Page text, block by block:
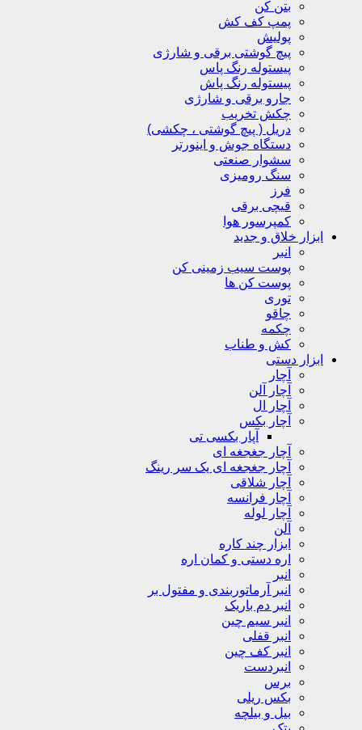
بتن کن
پمپ کف کش
پولیش
پیچ گوشتی برقی و شارژی
پیستوله رنگ پاس
پیستوله رنگ پاش
جارو برقی و شارژی
چکش تخریب
دریل ( پیچ گوشتی ، چکشی)
دستگاه جوش و اینورتر
سشوار صنعتی
سنگ رومیزی
فرز
قیچی برقی
کمپرسور هوا
ابزار خلاق و جدید
انبر
پوست سیب زمینی کن
پوست کن ها
توری
چاقو
چکمه
کش و طناب
ابزار دستی
آچار
آچار آلن
آچار ال
آچار بکس
آپار بکسی تی
آچار جغجغه ای
آچار جغجغه ای یک سر رینگ
آچار شلاقی
آچار فرانسه
آچار لوله
آلن
ابزار چند کاره
اره دستی و کمان اره
انبر
انبر آرماتوربندی و مفتول بر
انبر دم باریک
انبر سیم چین
انبر قفلی
انبر کف چین
انبردست
برس
بکس ریلی
بیل و بیلچه